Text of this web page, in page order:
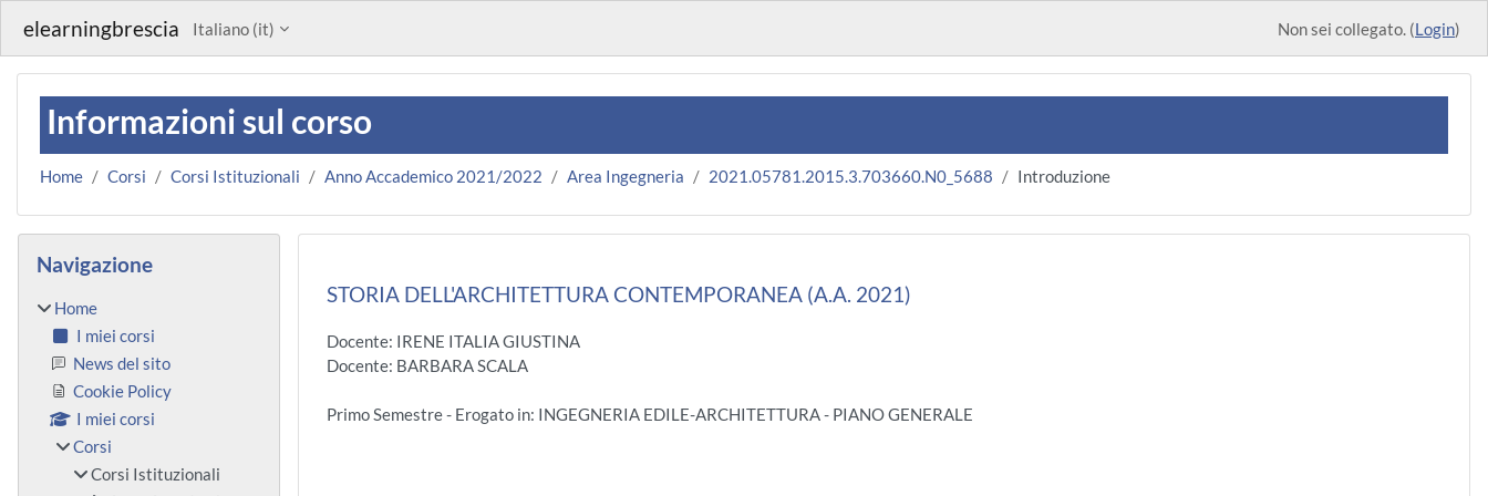
elearningbrescia Italiano ‎(it)‎ Non sei collegato. (Login)
Informazioni sul corso
Home Corsi Corsi Istituzionali Anno Accademico 2021/2022 Area Ingegneria 2021.05781.2015.3.703660.N0_5688 Introduzione
STORIA DELL'ARCHITETTURA CONTEMPORANEA (A.A. 2021)
Docente: IRENE ITALIA GIUSTINA
Docente: BARBARA SCALA
Primo Semestre - Erogato in: INGEGNERIA EDILE-ARCHITETTURA - PIANO GENERALE
Blocchi
Navigazione
Home
I miei corsi
News del sito
Cookie Policy
I miei corsi
Corsi
Corsi Istituzionali